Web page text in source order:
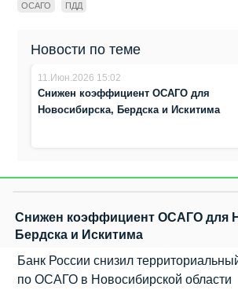
ОСАГО ПДД
Новости по теме
11.Июн.2026 15:02
Снижен коэффициент ОСАГО для
Новосибирска, Бердска и Искитима
Снижен коэффициент ОСАГО для
Бердска и Искитима
Банк России снизил
по ОСАГО в Новосибирской области